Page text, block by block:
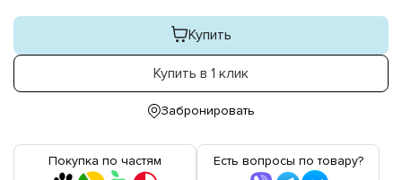
Купить
Купить в 1 клик
Забронировать
Покупка по частям Есть вопросы по товару?